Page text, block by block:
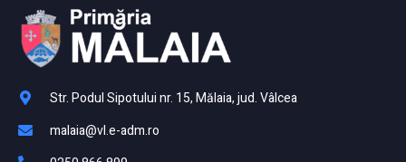
Str. Podul Sipotului nr. 15, Mălaia, jud. Vâlcea
malaia@vl.e-adm.ro